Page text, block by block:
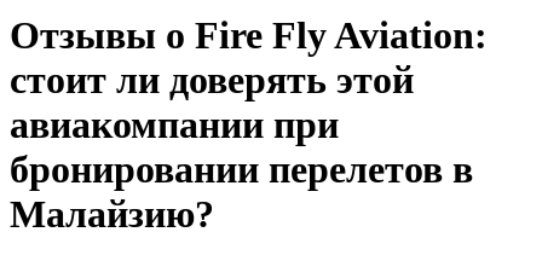
Отзывы о Fire Fly Aviation:
стоит ли доверять этой
авиакомпании при
бронировании перелетов в
Малайзию?